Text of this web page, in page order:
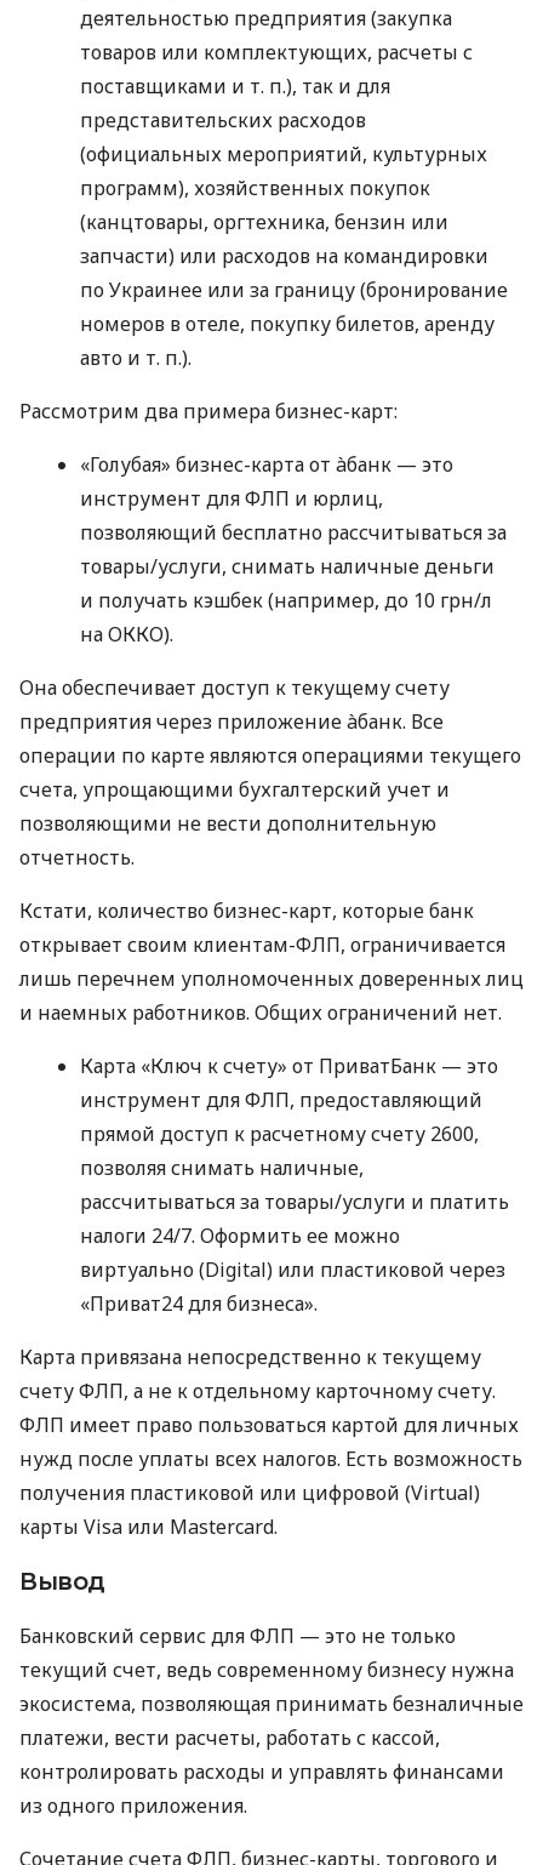
деятельностью предприятия (закупка
товаров или комплектующих, расчеты с
поставщиками и т. п.), так и для
представительских расходов
(официальных мероприятий, культурных
программ), хозяйственных покупок
(канцтовары, оргтехника, бензин или
запчасти) или расходов на командировки
по Украинее или за границу (бронирование
номеров в отеле, покупку билетов, аренду
авто и т. п.).
Рассмотрим два примера бизнес-карт:
«Голубая» бизнес-карта от àбанк — это
инструмент для ФЛП и юрлиц,
позволяющий бесплатно рассчитываться за
товары/услуги, снимать наличные деньги
и получать кэшбек (например, до 10 грн/л
на ОККО).
Она обеспечивает доступ к текущему счету
предприятия через приложение àбанк. Все
операции по карте являются операциями текущего
счета, упрощающими бухгалтерский учет и
позволяющими не вести дополнительную
отчетность.
Кстати, количество бизнес-карт, которые банк
открывает своим клиентам-ФЛП, ограничивается
лишь перечнем уполномоченных доверенных лиц
и наемных работников. Общих ограничений нет.
Карта «Ключ к счету» от ПриватБанк — это
инструмент для ФЛП, предоставляющий
прямой доступ к расчетному счету 2600,
позволяя снимать наличные,
рассчитываться за товары/услуги и платить
налоги 24/7. Оформить ее можно
виртуально (Digital) или пластиковой через
«Приват24 для бизнеса».
Карта привязана непосредственно к текущему
счету ФЛП, а не к отдельному карточному счету.
ФЛП имеет право пользоваться картой для личных
нужд после уплаты всех налогов. Есть возможность
получения пластиковой или цифровой (Virtual)
карты Visa или Mastercard.
Вывод
Банковский сервис для ФЛП — это не только
текущий счет, ведь современному бизнесу нужна
экосистема, позволяющая принимать безналичные
платежи, вести расчеты, работать с кассой,
контролировать расходы и управлять финансами
из одного приложения.
Сочетание счета ФЛП, бизнес-карты, торгового и